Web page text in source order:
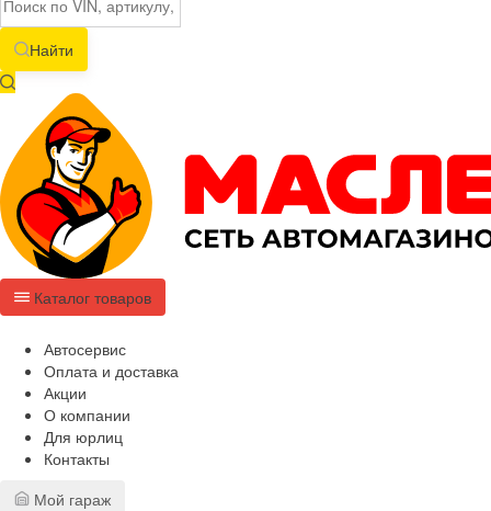
Найти
Каталог товаров
Автосервис
Оплата и доставка
Акции
О компании
Для юрлиц
Контакты
Мой гараж